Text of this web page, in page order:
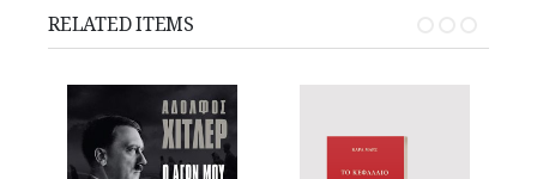
RELATED ITEMS